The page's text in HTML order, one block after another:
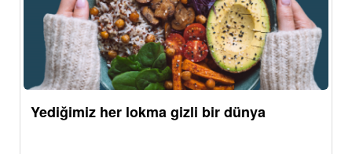
Yediğimiz her lokma gizli bir dünya